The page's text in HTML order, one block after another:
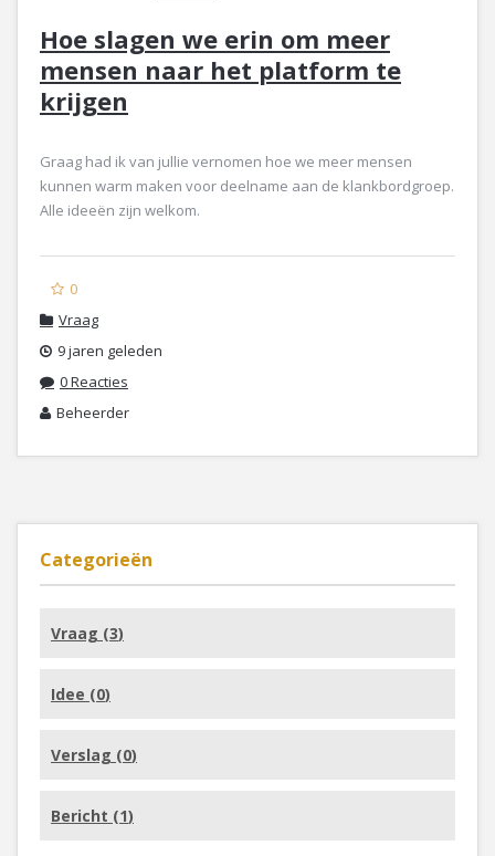
Hoe slagen we erin om meer
mensen naar het platform te
krijgen
Graag had ik van jullie vernomen hoe we meer mensen
kunnen warm maken voor deelname aan de klankbordgroep.
Alle ideeën zijn welkom.
0
Vraag
9 jaren geleden
0 Reacties
Beheerder
Categorieën
Vraag (3)
Idee (0)
Verslag (0)
Bericht (1)